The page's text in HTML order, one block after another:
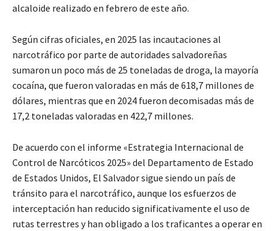
alcaloide realizado en febrero de este año.
Según cifras oficiales, en 2025 las incautaciones al
narcotráfico por parte de autoridades salvadoreñas
sumaron un poco más de 25 toneladas de droga, la mayoría
cocaína, que fueron valoradas en más de 618,7 millones de
dólares, mientras que en 2024 fueron decomisadas más de
17,2 toneladas valoradas en 422,7 millones.
De acuerdo con el informe «Estrategia Internacional de
Control de Narcóticos 2025» del Departamento de Estado
de Estados Unidos, El Salvador sigue siendo un país de
tránsito para el narcotráfico, aunque los esfuerzos de
interceptación han reducido significativamente el uso de
rutas terrestres y han obligado a los traficantes a operar en